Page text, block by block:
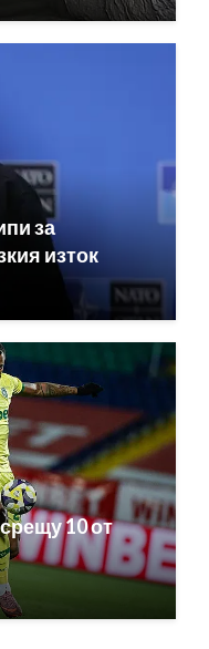
за
изток
10 от